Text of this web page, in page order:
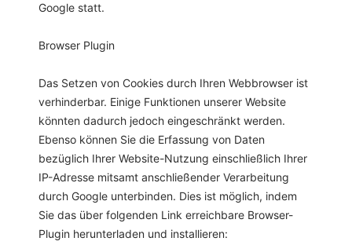
Google statt.
Browser Plugin
Das Setzen von Cookies durch Ihren Webbrowser ist
verhinderbar. Einige Funktionen unserer Website
könnten dadurch jedoch eingeschränkt werden.
Ebenso können Sie die Erfassung von Daten
bezüglich Ihrer Website-Nutzung einschließlich Ihrer
IP-Adresse mitsamt anschließender Verarbeitung
durch Google unterbinden. Dies ist möglich, indem
Sie das über folgenden Link erreichbare Browser-
Plugin herunterladen und installieren: